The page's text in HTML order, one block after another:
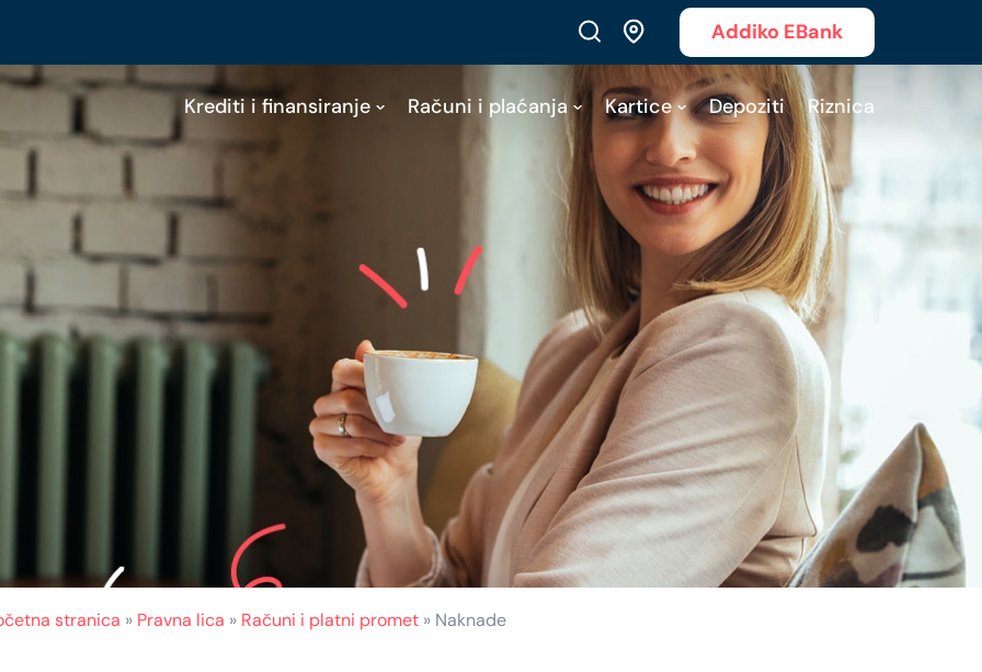
Addiko EBank
Krediti i finansiranje Računi i plaćanja Kartice Depoziti Riznica
stranica » Pravna lica » Računi i platni promet » Naknade